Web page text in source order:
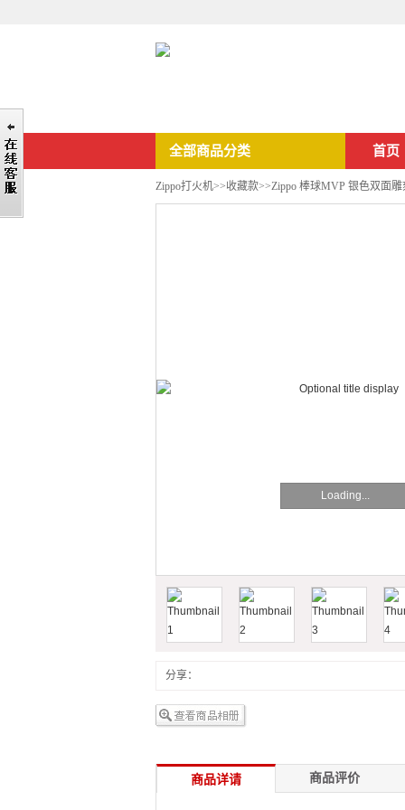
全部商品分类 首页
Zippo打火机>>收藏款>>Zippo 棒球MVP 银色双面
Loading...
分享：
商品详请 商品评价